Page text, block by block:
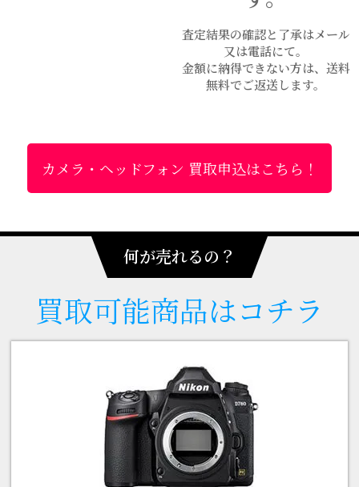
査定結果の確認と了承はメール
又は電話にて。
金額に納得できない方は、送料
無料でご返送します。
カメラ・ヘッドフォン 買取申込はこちら！
何が売れるの？
買取可能商品はコチラ